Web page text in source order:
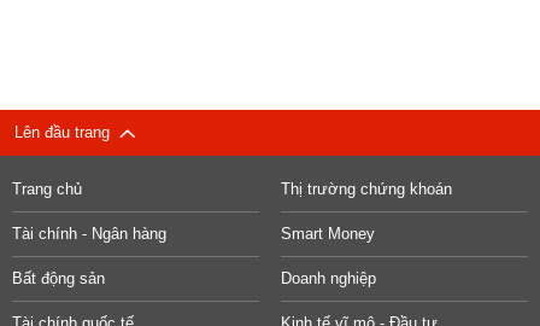
Lên đầu trang
Trang chủ Thị trường chứng khoán
Tài chính - Ngân hàng Smart Money
Bất động sản Doanh nghiệp